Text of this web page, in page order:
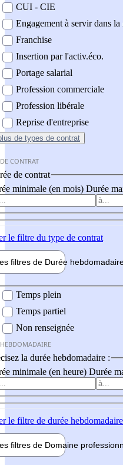
CUI - CIE
Engagement à servir dans la
Franchise
Insertion par l'activ.éco.
Portage salarial
Profession commerciale
Profession libérale
Reprise d'entreprise
de types de contrat
CONTRAT
de contrat
minimale (en mois) Durée
le filtre du type de contrat
filtres de Durée hebdo
Temps plein
Temps partiel
Non renseignée
la durée hebdomadaire :
minimale (en heure) Durée
le filtre de durée hebdomadaire
filtres de Domaine pro